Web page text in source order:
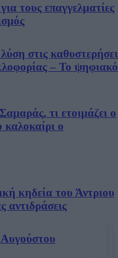
τους επαγγελματίες
στις
– Το ψηφιακό
τι ετοιμάζει ο
καλοκαίρι ο
κηδεία του Άντριου
αντιδράσεις